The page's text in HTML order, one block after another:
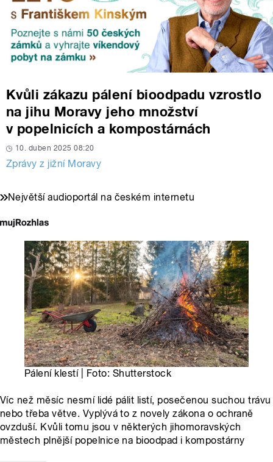
Kvůli zákazu pálení bioodpadu vzrostlo
na jihu Moravy jeho množství
v popelnicích a kompostárnách
10. duben 2025 08:20
Zprávy z jižní Moravy
Největší audioportál na českém internetu
Pálení klestí | Foto: Shutterstock
Víc než měsíc nesmí lidé pálit listí, posečenou suchou trávu
nebo třeba větve. Vyplývá to z novely zákona o ochraně
ovzduší. Kvůli tomu jsou v některých jihomoravských
městech plnější popelnice na bioodpad i kompostárny